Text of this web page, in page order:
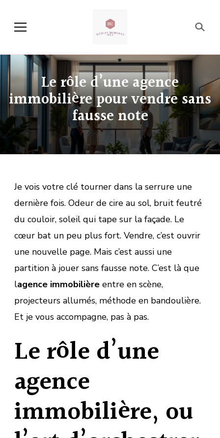
Média Moderne OXA
Le rôle d’une agence
immobilière pour vendre sans
fausse note
Je vois votre clé tourner dans la serrure une
dernière fois. Odeur de cire au sol, bruit feutré
du couloir, soleil qui tape sur la façade. Le
cœur bat un peu plus fort. Vendre, c’est ouvrir
une nouvelle page. Mais c’est aussi une
partition à jouer sans fausse note. C’est là que
lagence immobilière entre en scène,
projecteurs allumés, méthode en bandoulière.
Et je vous accompagne, pas à pas.
Le rôle d’une
agence
immobilière, ou